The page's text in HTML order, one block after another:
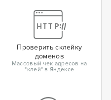
Проверить склейку
доменов
Массовый чек адресов на
"клей" в Яндексе